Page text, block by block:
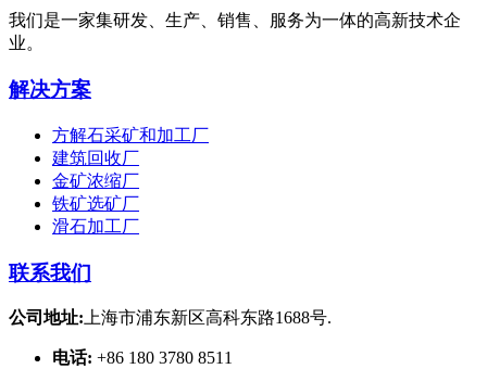
我们是一家集研发、生产、销售、服务为一体的高新技术企
业。
解决方案
方解石采矿和加工厂
建筑回收厂
金矿浓缩厂
铁矿选矿厂
滑石加工厂
联系我们
公司地址: 上海市浦东新区高科东路1688号.
电话: +86 180 3780 8511